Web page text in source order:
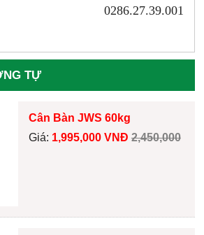
0286.27.39.001
TỰ
Cân Bàn JWS 60kg
Giá: 1,995,000 VNĐ 2,450,000